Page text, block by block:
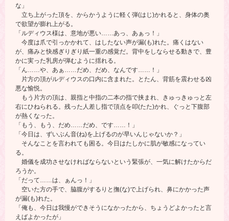
な」
立ち上がった頂を、からかうように軽く弾(はじ)かれると、身体の奥
で欲望が膨れ上がる。
「ルディウス様は、意地が悪い……あっ、あぁっ！」
今度は爪で引っかかれて、はしたない声が漏(も)れた。痛くはない
が、痛みと快感ぎりぎり紙一重の感覚だ。背中をしならせる動きで、豊
かに実った乳房が弾むように揺れる。
「ん……や、あぁ……だめ、だめ、なんです……！」
片方の頂がルディウスの口内に含まれた。とたん、背筋を震わせる凶
悪な愉悦。
もう片方の頂は、親指と中指の二本の指で挟まれ、きゅっきゅっと左
右にひねられる。残った人差し指で頂点を叩(たた)かれ、ぐっと下腹部
が熱くなった。
「もう、もう、だめ……だめ、です……！」
「今日は、ずいぶん音(ね)を上げるのが早いんじゃないか？」
そんなことを言われても困る。今日はたしかに肌が敏感になってい
る。
婚儀を成功させなければならないという緊張が、一気に解けたからだ
ろうか。
「だって……は、ぁんっ！」
空いた方の手で、脇腹がするりと撫(な)で上げられ、鼻にかかった声
が漏(も)れた。
「俺も、今日は我慢ができそうになかったから、ちょうどよかったと言
えばよかったが」